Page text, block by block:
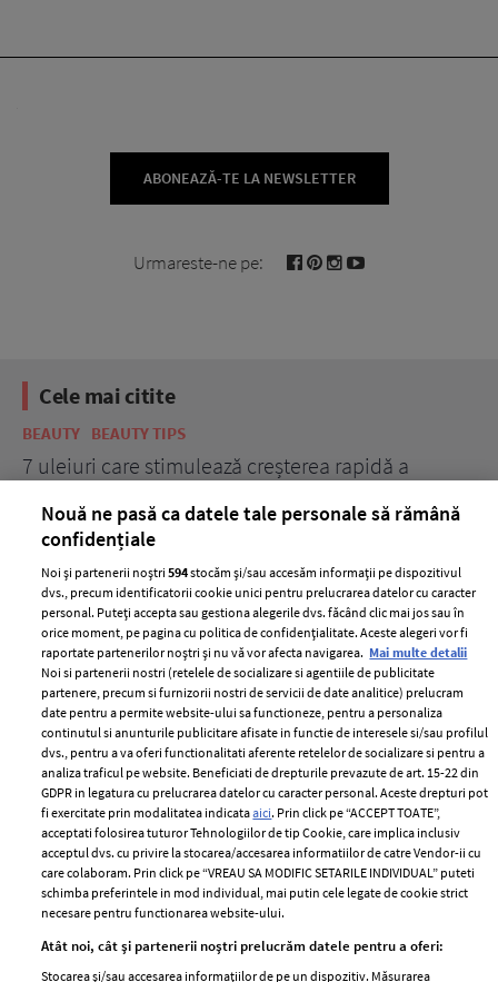
ABONEAZĂ-TE LA NEWSLETTER
Urmareste-ne pe:
Cele mai citite
BEAUTY BEAUTY TIPS
7 uleiuri care stimulează creșterea rapidă a
ELLE Style Awards
2024
Despre ELLE
Romania
Contact
Abonamente
Termeni si conditii
Politica de
confidențialitate
Politica de cookies
Publicitate
GSP
femei
Nouă ne pasă ca datele tale personale să rămână
confidențiale
Noi și partenerii noștri594stocăm și/sau accesăm informații pe dispozitivul
dvs., precum identificatorii cookie unici pentru prelucrarea datelor cu caracter
personal. Puteți accepta sau gestiona alegerile dvs. făcând clic mai jos sau în
orice moment, pe pagina cu politica de confidențialitate. Aceste alegeri vor fi
raportate partenerilor noștri și nu vă vor afecta navigarea. Mai multe detalii
Noi si partenerii nostri (retelele de socializare si agentiile de publicitate
partenere, precum si furnizorii nostri de servicii de date analitice) prelucram
date pentru a permite website-ului sa functioneze, pentru a personaliza
continutul si anunturile publicitare afisate in functie de interesele si/sau profilul
dvs., pentru a va oferi functionalitati aferente retelelor de socializare si pentru a
analiza traficul pe website. Beneficiati de drepturile prevazute de art. 15-22 din
GDPR in legatura cu prelucrarea datelor cu caracter personal. Aceste drepturi pot
fi exercitate prin modalitatea indicataaici. Prin click pe “ACCEPT TOATE”,
acceptati folosirea tuturor Tehnologiilor de tip Cookie, care implica inclusiv
acceptul dvs. cu privire la stocarea/accesarea informatiilor de catre Vendor-ii cu
care colaboram. Prin click pe “VREAU SA MODIFIC SETARILE INDIVIDUAL” puteti
schimba preferintele in mod individual, mai putin cele legate de cookie strict
necesare pentru functionarea website-ului.
Atât noi, cât și partenerii noștri prelucrăm datele pentru a oferi:
Stocarea și/sau accesarea informațiilor de pe un dispozitiv. Măsurarea